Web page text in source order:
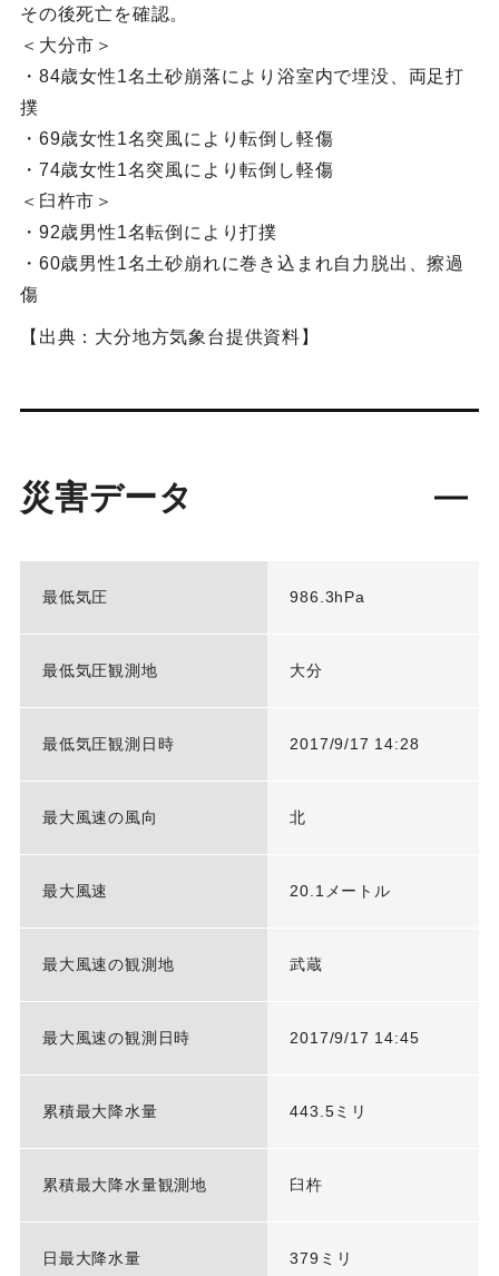
その後死亡を確認。
＜大分市＞
・84歳女性1名土砂崩落により浴室内で埋没、両足打
撲
・69歳女性1名突風により転倒し軽傷
・74歳女性1名突風により転倒し軽傷
＜臼杵市＞
・92歳男性1名転倒により打撲
・60歳男性1名土砂崩れに巻き込まれ自力脱出、擦過
傷
【出典：大分地方気象台提供資料】
災害データ
最低気圧 986.3hPa
最低気圧観測地 大分
最低気圧観測日時 2017/9/17 14:28
最大風速の風向 北
最大風速 20.1メートル
最大風速の観測地 武蔵
最大風速の観測日時 2017/9/17 14:45
累積最大降水量 443.5ミリ
累積最大降水量観測地 臼杵
日最大降水量 379ミリ